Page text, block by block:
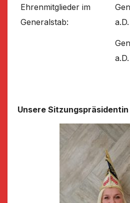
Ehrenmitglieder im
Generalstab:
a.D.
a.D.
Unsere